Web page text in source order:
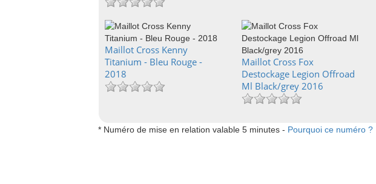
Maillot Cross Kenny
Titanium - Bleu Rouge -
2018
Maillot Cross Fox
Destockage Legion Offroad
Ml Black/grey 2016
* Numéro de mise en relation valable 5 minutes - Pourquoi ce numéro ?